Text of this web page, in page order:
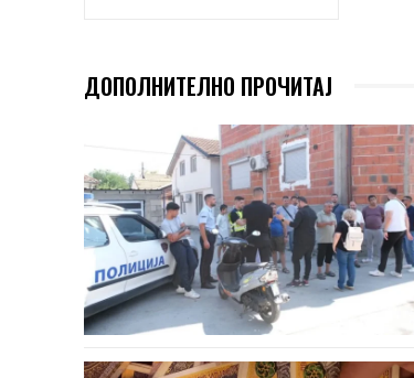
ДОПОЛНИТЕЛНО ПРОЧИТАЈ